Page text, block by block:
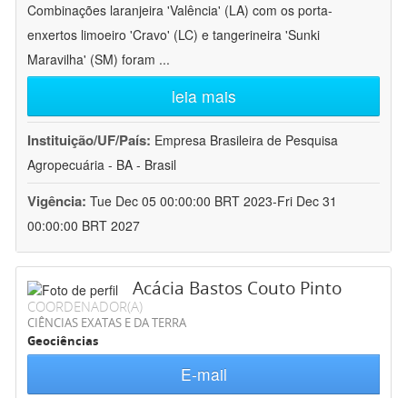
Combinações laranjeira 'Valência' (LA) com os porta-
enxertos limoeiro 'Cravo' (LC) e tangerineira 'Sunki
Maravilha' (SM) foram ...
leia mais
Instituição/UF/País: Empresa Brasileira de Pesquisa
Agropecuária - BA - Brasil
Vigência: Tue Dec 05 00:00:00 BRT 2023-Fri Dec 31
00:00:00 BRT 2027
Acácia Bastos Couto Pinto
COORDENADOR(A)
CIÊNCIAS EXATAS E DA TERRA
Geociências
E-mail